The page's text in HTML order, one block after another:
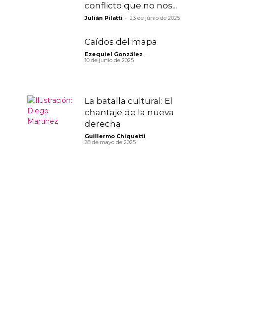
conflicto que no nos...
Julián Pilatti - 23 de junio de 2025
Caídos del mapa
Ezequiel González -
10 de junio de 2025
La batalla cultural: El
chantaje de la nueva
derecha
Guillermo Chiquetti -
28 de mayo de 2025